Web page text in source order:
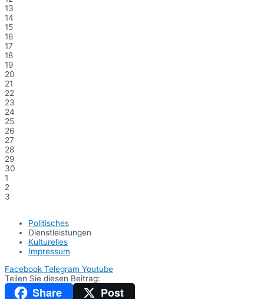
13
14
15
16
17
18
19
20
21
22
23
24
25
26
27
28
29
30
1
2
3
Politisches
Dienstleistungen
Kulturelles
Impressum
Facebook Telegram Youtube
Teilen Sie diesen Beitrag:
Share Post